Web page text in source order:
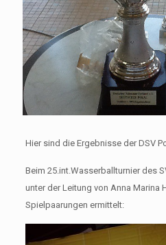
Hier sind die Ergebnisse der DSV
Beim 25.int.Wasserballturnier des
unter der Leitung von Anna Marina
Spielpaarungen ermittelt: